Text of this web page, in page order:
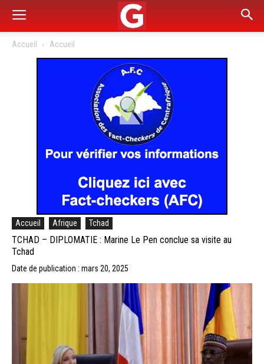
Accueil Accueil
Accueil Afrique Tchad
TCHAD – DIPLOMATIE : Marine Le Pen conclue sa visite au
Tchad
Date de publication : mars 20, 2025